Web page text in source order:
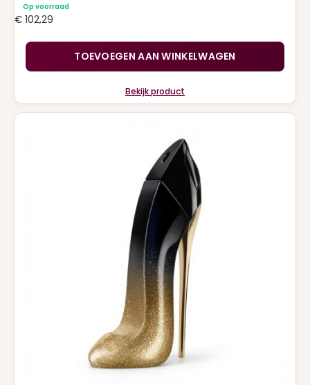
Op voorraad
€ 102,29
TOEVOEGEN AAN WINKELWAGEN
Bekijk product